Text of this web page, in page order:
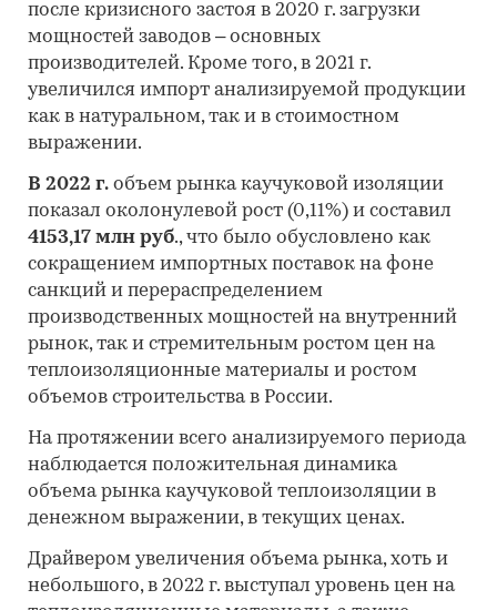
после кризисного застоя в 2020 г. загрузки
мощностей заводов – основных
производителей. Кроме того, в 2021 г.
увеличился импорт анализируемой продукции
как в натуральном, так и в стоимостном
выражении.
В 2022 г. объем рынка каучуковой изоляции
показал околонулевой рост (0,11%) и составил
4153,17 млн руб., что было обусловлено как
сокращением импортных поставок на фоне
санкций и перераспределением
производственных мощностей на внутренний
рынок, так и стремительным ростом цен на
теплоизоляционные материалы и ростом
объемов строительства в России.
На протяжении всего анализируемого периода
наблюдается положительная динамика
объема рынка каучуковой теплоизоляции в
денежном выражении, в текущих ценах.
Драйвером увеличения объема рынка, хоть и
небольшого, в 2022 г. выступал уровень цен на